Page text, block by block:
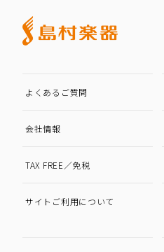
よくあるご質問
会社情報
TAX FREE／免税
サイトご利用について